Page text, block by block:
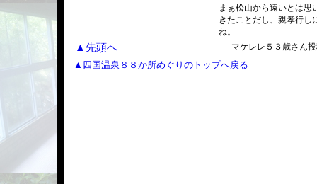
まぁ松山から遠いとは思
きたことだし、親孝行し
ね。
▲先頭へ マケレレ５３歳さん
▲四国温泉８８か所めぐりのトップへ戻る